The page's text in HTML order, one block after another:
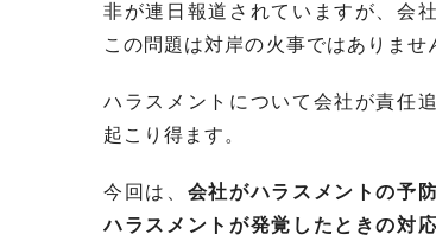
非が連日報道されていますが、会
この問題は対岸の火事ではありませ
ハラスメントについて会社が責任
起こり得ます。
今回は、 会社がハラスメントの予
ハラスメントが発覚したときの対